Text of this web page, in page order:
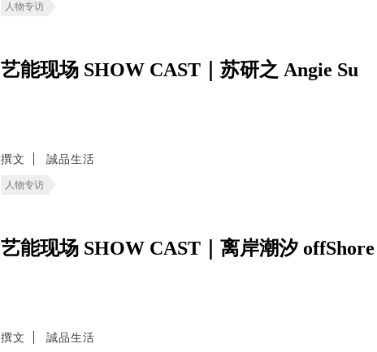
人物专访
艺能现场 SHOW CAST｜苏研之 Angie Su
撰文 誠品生活
人物专访
艺能现场 SHOW CAST｜离岸潮汐
撰文 誠品生活